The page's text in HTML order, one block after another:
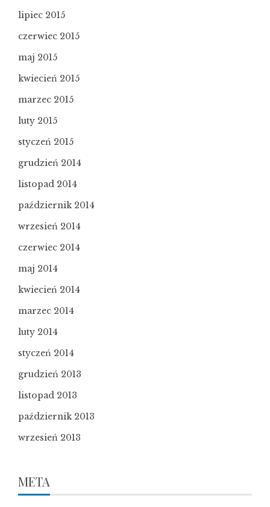
lipiec 2015
czerwiec 2015
maj 2015
kwiecień 2015
marzec 2015
luty 2015
styczeń 2015
grudzień 2014
listopad 2014
październik 2014
wrzesień 2014
czerwiec 2014
maj 2014
kwiecień 2014
marzec 2014
luty 2014
styczeń 2014
grudzień 2013
listopad 2013
październik 2013
wrzesień 2013
META